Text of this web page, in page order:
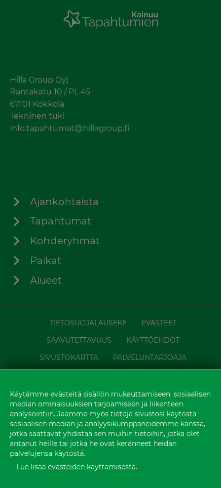
Hilla Group Oyj
Rantakatu 10 / PL 45
67101 Kokkola
Tekninen tuki
info.tapahtumat@hillagroup.fi
Ajankohtaista
Tapahtumat
Kohderyhmät
Paikat
Alueet
TIETOSUOJALAUSEKE
EVÄSTEET
SAAVUTETTAVUUS
KÄYTTÖEHDOT
SIVUSTOKARTTA
PALVELUNTARJOAJA
Powered by
© 2026 townbase
Käytämme evästeitä sisällön mukauttamiseen, sosiaalisen
median ominaisuuksien tarjoamiseen ja liikenteen
analysointiin. Jaamme myös tietoja sivustosi käytöstä
sosiaalisen median ja analyysikumppaneidemme kanssa,
jotka saattavat yhdistää sen muihin tietoihin, jotka olet
antanut heille tai jotka he ovat keränneet heidän
palvelujensa käytöstä.
Lue lisää evästeiden käyttämisestä.